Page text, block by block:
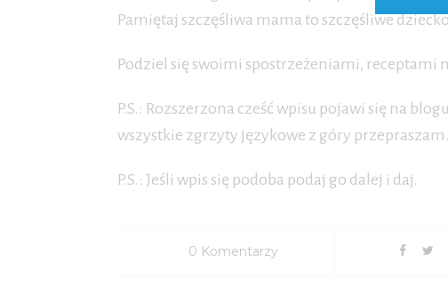
Pamiętaj szczęśliwa mama to szczęśliwe
Podziel się swoimi spostrzeżeniami, receptami
P.S.: Rozszerzona cześć wpisu pojawi się na
wszystkie zgrzyty językowe z góry przepraszam.
P.S.: Jeśli wpis się podoba podaj go dalej i daj.
0 Komentarzy